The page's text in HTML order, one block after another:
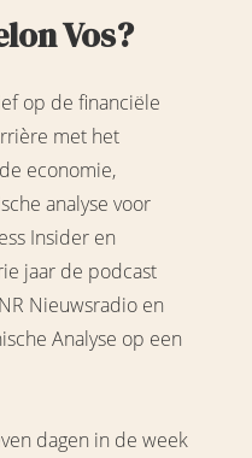
Vos?
op de financiële
met het
economie,
analyse voor
Insider en
jaar de podcast
Nieuwsradio en
Analyse op een
dagen in de week